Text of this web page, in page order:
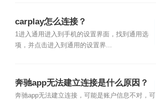
carplay怎么连接？
1进入通用进入到手机的设置界面，找到通用选
项，并点击进入到通用的设置界...
奔驰app无法建立连接是什么原因？
奔驰app无法建立连接，可能是账户信息不对，可